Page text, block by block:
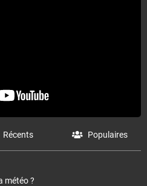
Récents Populaires
météo ?